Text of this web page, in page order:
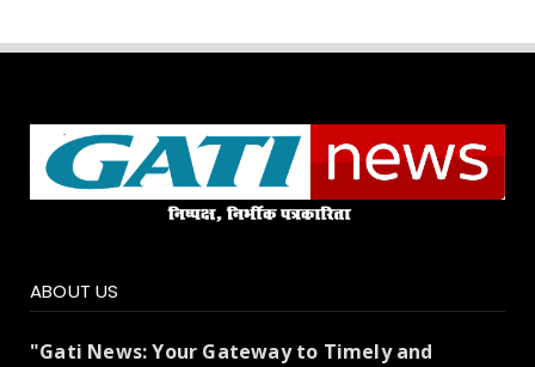
ABOUT US
"Gati News: Your Gateway to Timely and